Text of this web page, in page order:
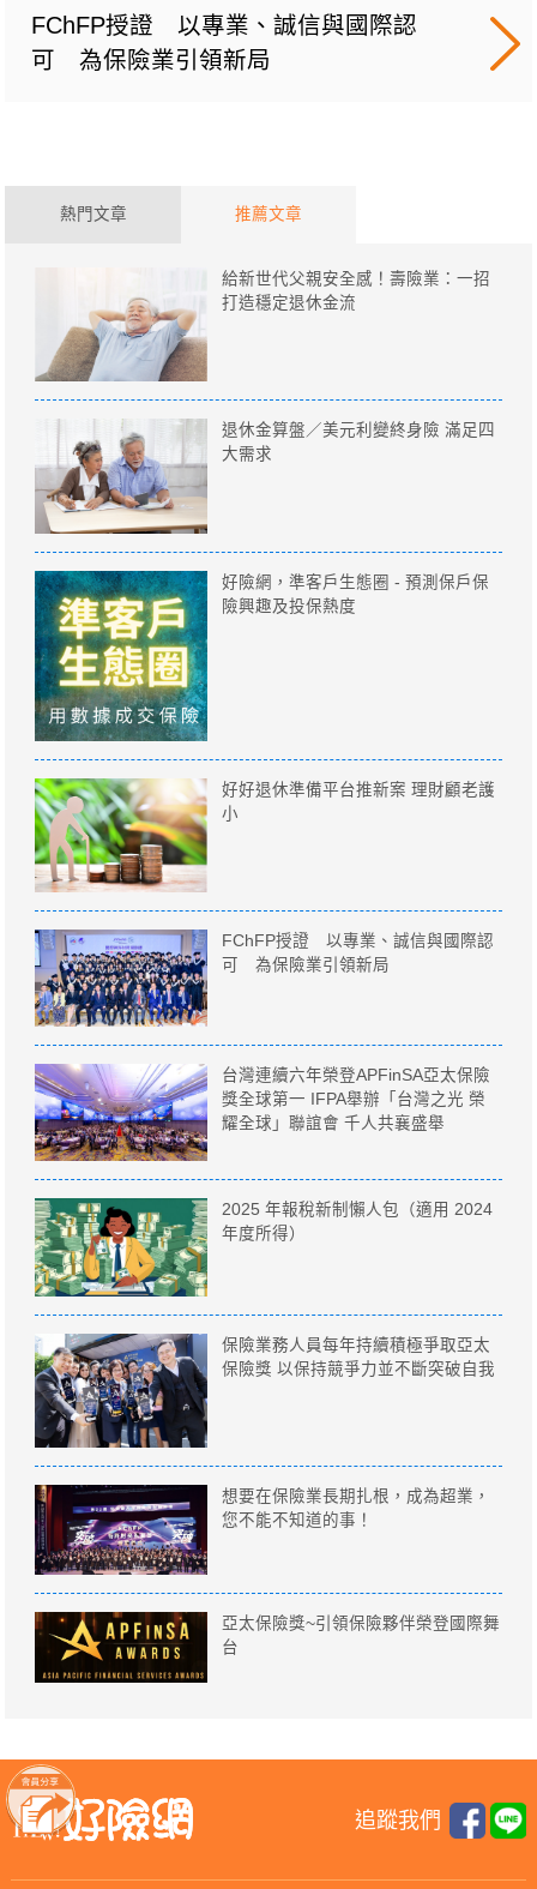
FChFP授證 以專業、誠信與國際認
可 為保險業引領新局
熱門文章 推薦文章
給新世代父親安全感！壽險業：一招
打造穩定退休金流
退休金算盤／美元利變終身險 滿足四
大需求
好險網，準客戶生態圈 - 預測保戶保
險興趣及投保熱度
好好退休準備平台推新案 理財顧老護
小
FChFP授證 以專業、誠信與國際認
可 為保險業引領新局
台灣連續六年榮登APFinSA亞太保險
獎全球第一 IFPA舉辦「台灣之光 榮
耀全球」聯誼會 千人共襄盛舉
2025 年報稅新制懶人包（適用 2024
年度所得）
保險業務人員每年持續積極爭取亞太
保險獎 以保持競爭力並不斷突破自我
想要在保險業長期扎根，成為超業，
您不能不知道的事！
亞太保險獎~引領保險夥伴榮登國際舞
台
追蹤我們